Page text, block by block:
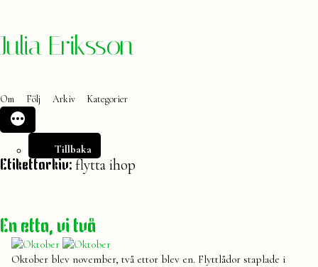
Hoppa
Julia Eriksson
Om Följ Arkiv Kategorier
Tillbaka
Etikettarkiv: flytta ihop
En etta, vi två
Oktober blev november, två ettor blev en. Flyttlådor staplade i